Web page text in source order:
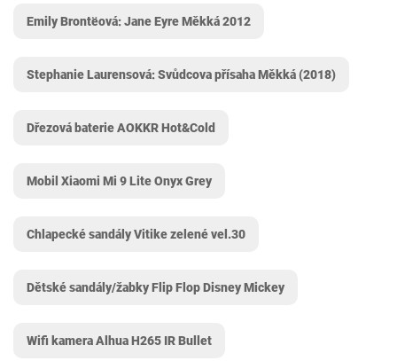
Emily Brontëová: Jane Eyre Měkká 2012
Stephanie Laurensová: Svůdcova přísaha Měkká (2018)
Dřezová baterie AOKKR ‎Hot&Cold
Mobil Xiaomi Mi 9 Lite Onyx Grey
Chlapecké sandály Vitike zelené vel.30
Dětské sandály/žabky Flip Flop Disney Mickey
Wifi kamera Alhua H265 IR Bullet